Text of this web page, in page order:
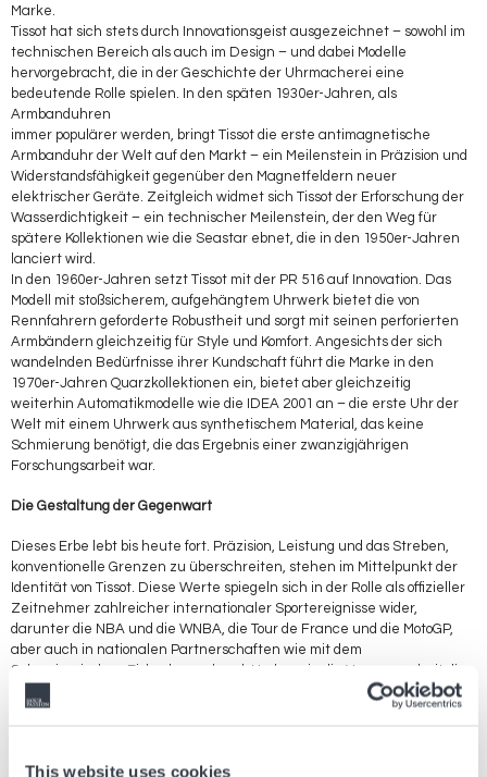
This website uses cookies
Marke.
Tissot hat sich stets durch Innovationsgeist ausgezeichnet – sowohl im
technischen Bereich als auch im Design – und dabei Modelle
hervorgebracht, die in der Geschichte der Uhrmacherei eine
bedeutende Rolle spielen. In den späten 1930er-Jahren, als
Armbanduhren
immer populärer werden, bringt Tissot die erste antimagnetische
Armbanduhr der Welt auf den Markt – ein Meilenstein in Präzision und
Widerstandsfähigkeit gegenüber den Magnetfeldern neuer
elektrischer Geräte. Zeitgleich widmet sich Tissot der Erforschung der
Wasserdichtigkeit – ein technischer Meilenstein, der den Weg für
spätere Kollektionen wie die Seastar ebnet, die in den 1950er-Jahren
lanciert wird.
In den 1960er-Jahren setzt Tissot mit der PR 516 auf Innovation. Das
Modell mit stoßsicherem, aufgehängtem Uhrwerk bietet die von
Rennfahrern geforderte Robustheit und sorgt mit seinen perforierten
Armbändern gleichzeitig für Style und Komfort. Angesichts der sich
wandelnden Bedürfnisse ihrer Kundschaft führt die Marke in den
1970er-Jahren Quarzkollektionen ein, bietet aber gleichzeitig
weiterhin Automatikmodelle wie die IDEA 2001 an – die erste Uhr der
Welt mit einem Uhrwerk aus synthetischem Material, das keine
Schmierung benötigt, die das Ergebnis einer zwanzigjährigen
Forschungsarbeit war.
Die Gestaltung der Gegenwart
Dieses Erbe lebt bis heute fort. Präzision, Leistung und das Streben,
konventionelle Grenzen zu überschreiten, stehen im Mittelpunkt der
Identität von Tissot. Diese Werte spiegeln sich in der Rolle als offizieller
Zeitnehmer zahlreicher internationaler Sportereignisse wider,
darunter die NBA und die WNBA, die Tour de France und die MotoGP,
aber auch in nationalen Partnerschaften wie mit dem
Schweizerischen Eishockeyverband. Und so wie die Vergangenheit die
Gegenwart der Marke geprägt hat, setzt Tissot auch weiterhin auf
Innovation durch neue Kreationen, um die eigene unbeugsame
strahlenden Sonnenschliff-Zifferblättern und geriffelten Lünetten